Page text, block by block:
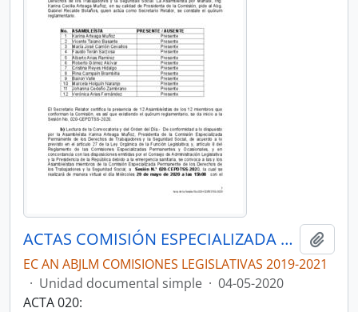
ACTAS COMISIÓN ESPECIALIZADA PERMANENTE DEL DERECHO AL TRABAJO Y A LA SEGURIDAD SOCIAL
EC AN ABJLM COMISIONES LEGISLATIVAS 2019-2021
· Unidad documental simple · 04-05-2020
ACTA 020: